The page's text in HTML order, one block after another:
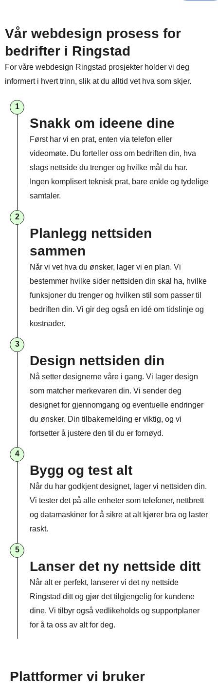
Vår webdesign prosess for
bedrifter i Ringstad
For våre webdesign Ringstad prosjekter holder vi deg
informert i hvert trinn, slik at du alltid vet hva som skjer.
1
Snakk om ideene dine
Først har vi en prat, enten via telefon eller
videomøte. Du forteller oss om bedriften din, hva
slags nettside du trenger og hvilke mål du har.
Ingen komplisert teknisk prat, bare enkle og tydelige
samtaler.
2
Planlegg nettsiden
sammen​
Når vi vet hva du ønsker, lager vi en plan. Vi
bestemmer hvilke sider nettsiden din skal ha, hvilke
funksjoner du trenger og hvilken stil som passer til
bedriften din. Vi gir deg også en idé om tidslinje og
kostnader.
3
Design nettsiden din
Nå setter designerne våre i gang. Vi lager design
som matcher merkevaren din. Vi sender deg
designet for gjennomgang og eventuelle endringer
du ønsker. Din tilbakemelding er viktig, og vi
fortsetter å justere den til du er fornøyd.
4
Bygg og test alt
Når du har godkjent designet, lager vi nettsiden din.
Vi tester det på alle enheter som telefoner, nettbrett
og datamaskiner for å sikre at alt kjører bra og laster
raskt.
5
Lanser det ny nettside ditt
Når alt er perfekt, lanserer vi det ny nettside
Ringstad ditt og gjør det tilgjengelig for kundene
dine. Vi tilbyr også vedlikeholds og supportplaner
for å ta oss av alt for deg.
Plattformer vi bruker